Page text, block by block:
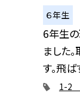
６年生
6年生
ました
す。飛
1-2